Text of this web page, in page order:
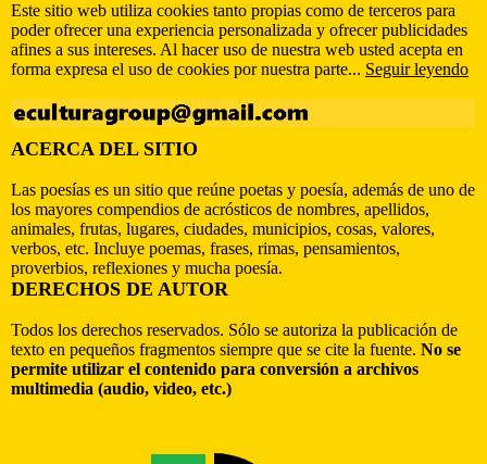
Este sitio web utiliza cookies tanto propias como de terceros para
poder ofrecer una experiencia personalizada y ofrecer publicidades
afines a sus intereses. Al hacer uso de nuestra web usted acepta en
forma expresa el uso de cookies por nuestra parte... Seguir leyendo
ACERCA DEL SITIO
Las poesías es un sitio que reúne poetas y poesía, además de uno de
los mayores compendios de acrósticos de nombres, apellidos,
animales, frutas, lugares, ciudades, municipios, cosas, valores,
verbos, etc. Incluye poemas, frases, rimas, pensamientos,
proverbios, reflexiones y mucha poesía.
DERECHOS DE AUTOR
Todos los derechos reservados. Sólo se autoriza la publicación de
texto en pequeños fragmentos siempre que se cite la fuente. No se
permite utilizar el contenido para conversión a archivos
multimedia (audio, video, etc.)